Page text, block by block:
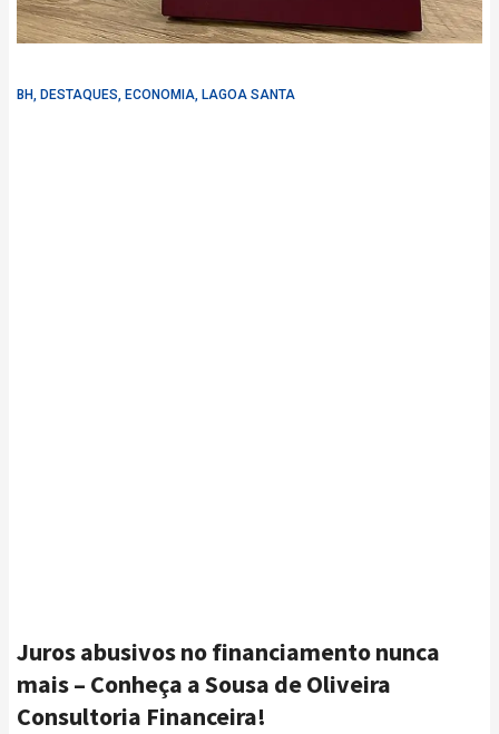
BH, DESTAQUES, ECONOMIA, LAGOA SANTA
Juros abusivos no financiamento nunca
mais – Conheça a Sousa de Oliveira
Consultoria Financeira!